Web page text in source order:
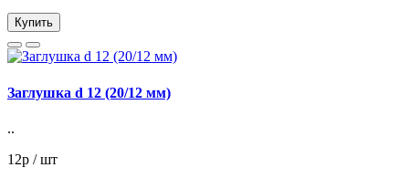
Купить
Заглушка d 12 (20/12 мм)
..
12р / шт